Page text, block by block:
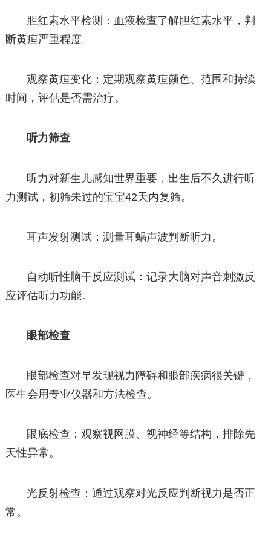
胆红素水平检测：血液检查了解胆红素水平，判
断黄疸严重程度。
观察黄疸变化：定期观察黄疸颜色、范围和持续
时间，评估是否需治疗。
听力筛查
听力对新生儿感知世界重要，出生后不久进行听
力测试，初筛未过的宝宝42天内复筛。
耳声发射测试：测量耳蜗声波判断听力。
自动听性脑干反应测试：记录大脑对声音刺激反
应评估听力功能。
眼部检查
眼部检查对早发现视力障碍和眼部疾病很关键，
医生会用专业仪器和方法检查。
眼底检查：观察视网膜、视神经等结构，排除先
天性异常。
光反射检查：通过观察对光反应判断视力是否正
常。